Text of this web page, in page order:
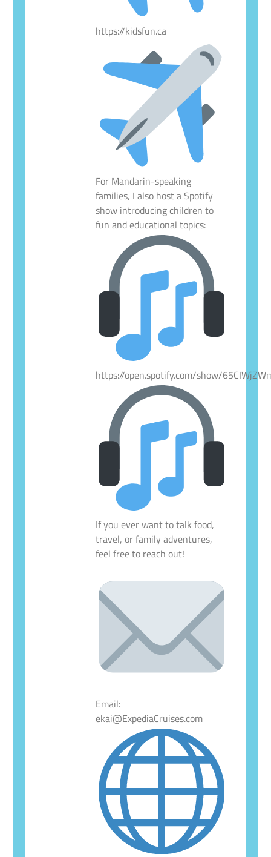
https://kidsfun.ca
For Mandarin-speaking
families, I also host a Spotify
show introducing children to
fun and educational topics:
https://open.spotify.com/show/
If you ever want to talk food,
travel, or family adventures,
feel free to reach out!
Email:
ekai@ExpediaCruises.com